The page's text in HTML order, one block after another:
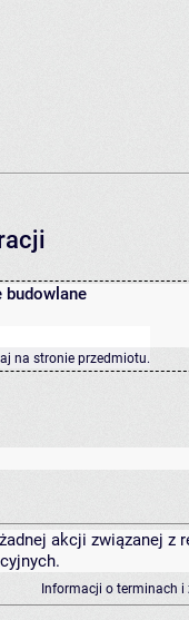
budowlane
na stronie przedmiotu.
akcji związanej
Informacji o terminach i